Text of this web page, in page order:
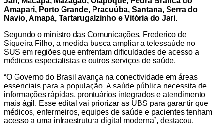
Amapari, Porto Grande, Pracuúba, Santana, Serra do
Navio, Amapá, Tartarugalzinho e Vitória do Jari.
Segundo o ministro das Comunicações, Frederico de
Siqueira Filho, a medida busca ampliar a telessaúde no
SUS em regiões que enfrentam dificuldades de acesso a
médicos especialistas e outros serviços de saúde.
“O Governo do Brasil avança na conectividade em áreas
essenciais para a população. A saúde pública necessita de
informações rápidas, prontuários integrados e atendimento
mais ágil. Esse edital vai priorizar as UBS para garantir que
médicos, enfermeiros, equipes de saúde e pacientes tenham
acesso a uma infraestrutura digital moderna”, destacou.